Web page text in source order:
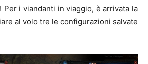
Per i viandanti in viaggio, è arrivata la
al volo tre le configurazioni salvate